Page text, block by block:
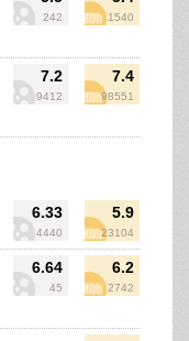
242 1540
7.2
9412
7.4
98551
6.33
4440
5.9
23104
6.64
45
6.2
2742